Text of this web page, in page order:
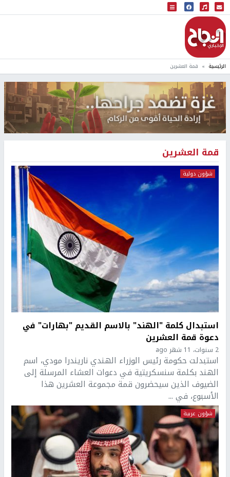
البث المباشر
إذاعة النجاح
الرئيسية قمة العشرين
قمة العشرين
شؤون دولية
استبدال كلمة "الهند" بالاسم القديم "بهارات" في
دعوة قمة العشرين
2 سنوات، 11 شهر ago
استبدلت حكومة رئيس الوزراء الهندي ناريندرا مودي، اسم
الهند بكلمة سنسكريتية في دعوات العشاء المرسلة إلى
الضيوف الذين سيحضرون قمة مجموعة العشرين هذا
الأسبوع، في ...
شؤون عربية